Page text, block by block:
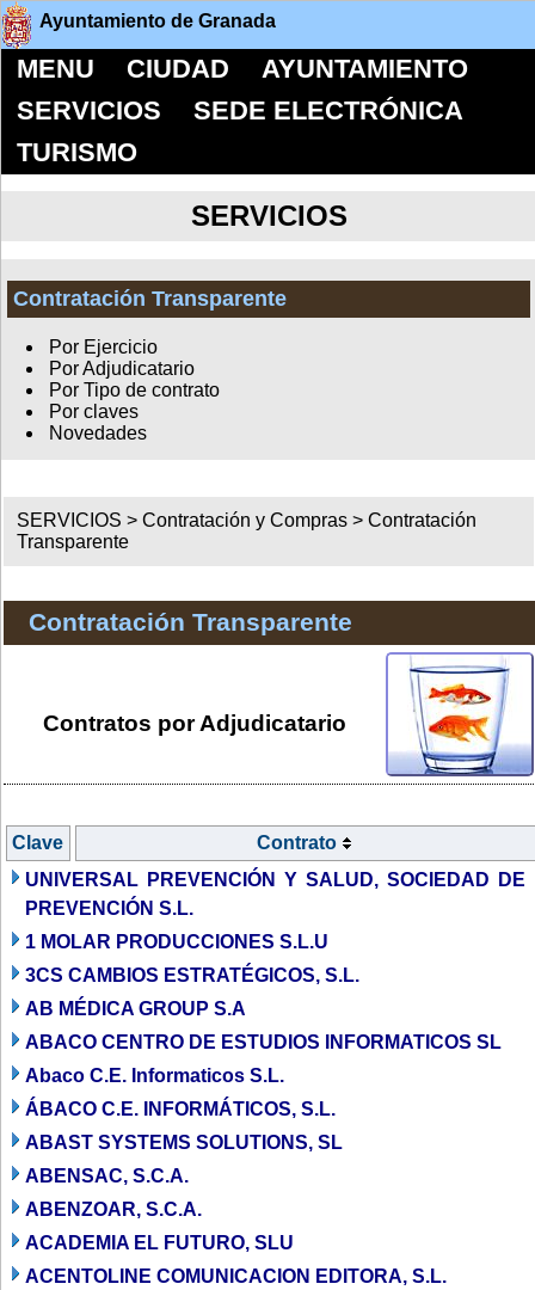
Ayuntamiento de Granada
MENU CIUDAD
AYUNTAMIENTO
SERVICIOS
SEDE ELECTRÓNICA
TURISMO
SERVICIOS
Contratación Transparente
Por Ejercicio
Por Adjudicatario
Por Tipo de contrato
Por claves
Novedades
SERVICIOS >Contratación y Compras >Contratación
Transparente
Contratación Transparente
Contratos por Adjudicatario
Clave
Contrato
UNIVERSAL PREVENCIÓN Y SALUD, SOCIEDAD DE
PREVENCIÓN S.L.
1 MOLAR PRODUCCIONES S.L.U
3CS CAMBIOS ESTRATÉGICOS, S.L.
AB MÉDICA GROUP S.A
ABACO CENTRO DE ESTUDIOS INFORMATICOS SL
Abaco C.E. Informaticos S.L.
ÁBACO C.E. INFORMÁTICOS, S.L.
ABAST SYSTEMS SOLUTIONS, SL
ABENSAC, S.C.A.
ABENZOAR, S.C.A.
ACADEMIA EL FUTURO, SLU
ACENTOLINE COMUNICACION EDITORA, S.L.